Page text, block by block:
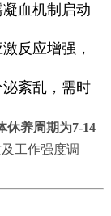
血机制启动
反应增强，
紊乱，需时
休养周期为7-14
工作强度调